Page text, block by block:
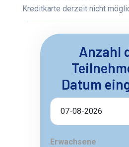
Kreditkarte derzeit nicht
Anzahl
Datum
Erwachsene